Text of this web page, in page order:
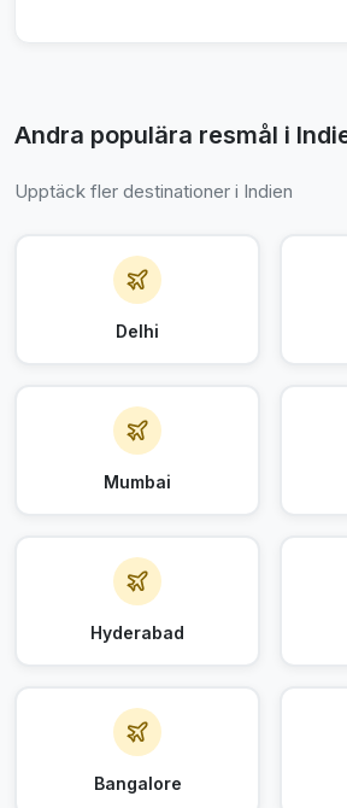
Andra populära resmål i
Upptäck fler destinationer i Indien
Delhi
Mumbai
Hyderabad
Bangalore